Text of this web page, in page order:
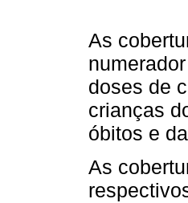
As
doses de
crianças
óbitos e
As